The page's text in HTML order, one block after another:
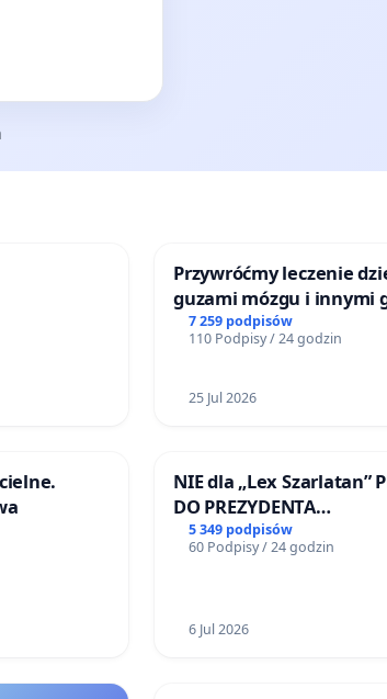
Przywróćmy leczenie
guzami mózgu i innymi
litymi do Górnośląskiego
Centrum Zdrowia
7 259 podpisów
110 Podpisy / 24 godzin
25 Jul 2026
NIE dla „Lex Szarlatan”
DO PREZYDENTA
RZECZYPOSPOLITEJ
5 349 podpisów
60 Podpisy / 24 godzin
6 Jul 2026